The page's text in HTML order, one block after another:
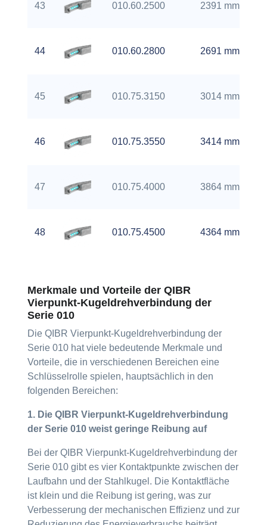
43 010.60.2500 2391 mm
44 010.60.2800 2691 mm
45 010.75.3150 3014 mm
46 010.75.3550 3414 mm
47 010.75.4000 3864 mm
48 010.75.4500 4364 mm
Merkmale und Vorteile der QIBR
Vierpunkt-Kugeldrehverbindung der
Serie 010
Die QIBR Vierpunkt-Kugeldrehverbindung der
Serie 010 hat viele bedeutende Merkmale und
Vorteile, die in verschiedenen Bereichen eine
Schlüsselrolle spielen, hauptsächlich in den
folgenden Bereichen:
1. Die QIBR Vierpunkt-Kugeldrehverbindung
der Serie 010 weist geringe Reibung auf
Bei der QIBR Vierpunkt-Kugeldrehverbindung der
Serie 010 gibt es vier Kontaktpunkte zwischen der
Laufbahn und der Stahlkugel. Die Kontaktfläche
ist klein und die Reibung ist gering, was zur
Verbesserung der mechanischen Effizienz und zur